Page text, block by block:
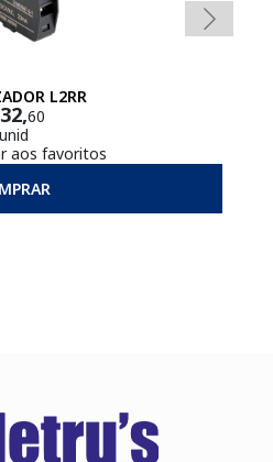
L2RR
32,60
unid
aos favoritos